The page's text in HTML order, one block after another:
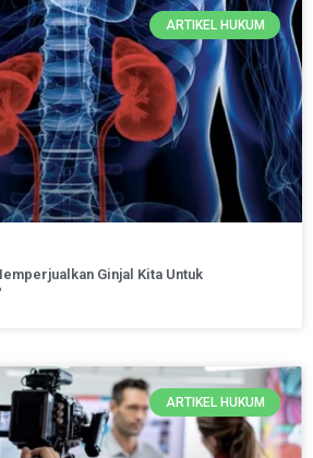
ARTIKEL HUKUM
Ginjal Kita Untuk
ARTIKEL HUKUM